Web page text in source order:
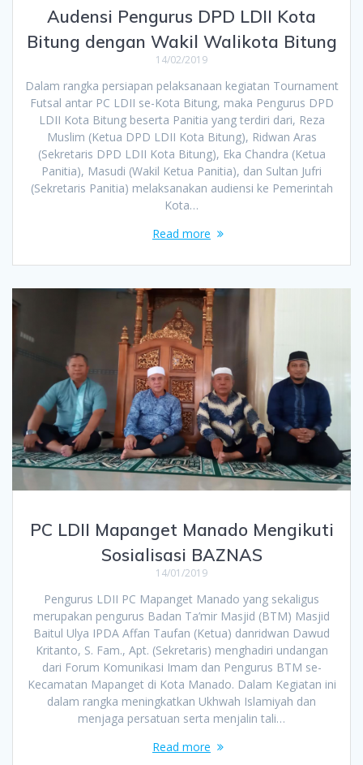
Audensi Pengurus DPD LDII Kota
Bitung dengan Wakil Walikota Bitung
14/02/2019
Dalam rangka persiapan pelaksanaan kegiatan Tournament
Futsal antar PC LDII se-Kota Bitung, maka Pengurus DPD
LDII Kota Bitung beserta Panitia yang terdiri dari, Reza
Muslim (Ketua DPD LDII Kota Bitung), Ridwan Aras
(Sekretaris DPD LDII Kota Bitung), Eka Chandra (Ketua
Panitia), Masudi (Wakil Ketua Panitia), dan Sultan Jufri
(Sekretaris Panitia) melaksanakan audiensi ke Pemerintah
Kota…
Read more
PC LDII Mapanget Manado Mengikuti
Sosialisasi BAZNAS
14/01/2019
Pengurus LDII PC Mapanget Manado yang sekaligus
merupakan pengurus Badan Ta’mir Masjid (BTM) Masjid
Baitul Ulya IPDA Affan Taufan (Ketua) danridwan Dawud
Kritanto, S. Fam., Apt. (Sekretaris) menghadiri undangan
dari Forum Komunikasi Imam dan Pengurus BTM se-
Kecamatan Mapanget di Kota Manado. Dalam Kegiatan ini
dalam rangka meningkatkan Ukhwah Islamiyah dan
menjaga persatuan serta menjalin tali…
Read more